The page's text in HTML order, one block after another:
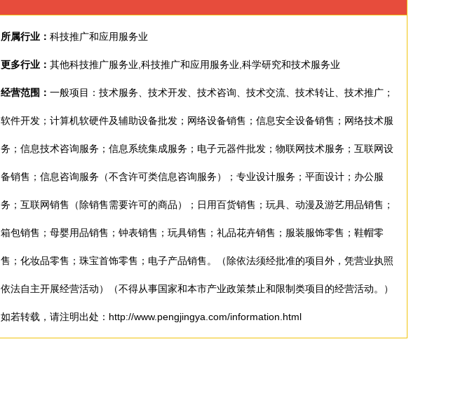
所属行业： 科技推广和应用服务业
更多行业： 其他科技推广服务业,科技推广和应用服务业,科学研究和技术服务业
经营范围： 一般项目：技术服务、技术开发、技术咨询、技术交流、技术转让、技术推广；
软件开发；计算机软硬件及辅助设备批发；网络设备销售；信息安全设备销售；网络技术服
务；信息技术咨询服务；信息系统集成服务；电子元器件批发；物联网技术服务；互联网设
备销售；信息咨询服务（不含许可类信息咨询服务）；专业设计服务；平面设计；办公服
务；互联网销售（除销售需要许可的商品）；日用百货销售；玩具、动漫及游艺用品销售；
箱包销售；母婴用品销售；钟表销售；玩具销售；礼品花卉销售；服装服饰零售；鞋帽零
售；化妆品零售；珠宝首饰零售；电子产品销售。（除依法须经批准的项目外，凭营业执照
依法自主开展经营活动）（不得从事国家和本市产业政策禁止和限制类项目的经营活动。）
如若转载，请注明出处：http://www.pengjingya.com/information.html